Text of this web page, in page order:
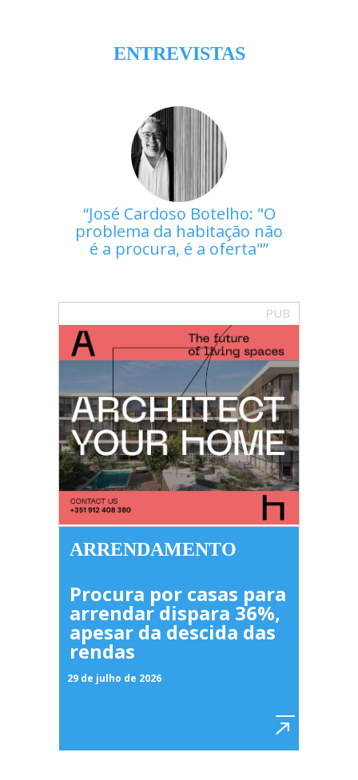
ENTREVISTAS
José Cardoso Botelho: "O
problema da habitação não
é a procura, é a oferta"
PUB
ARRENDAMENTO
Procura por casas para
arrendar dispara 36%,
apesar da descida das
rendas
29 de julho de 2026